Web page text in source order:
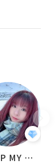
KEEP MY FAITH